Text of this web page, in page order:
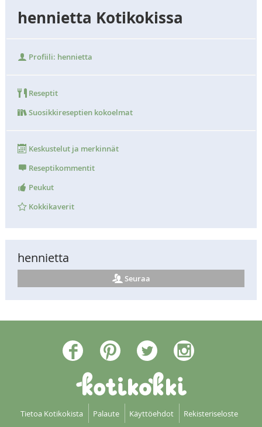
hennietta Kotikokissa
Profiili: hennietta
Reseptit
Suosikkireseptien kokoelmat
Keskustelut ja merkinnät
Reseptikommentit
Peukut
Kokkikaverit
hennietta
Seuraa
Tietoa Kotikokista Palaute Käyttöehdot Rekisteriseloste